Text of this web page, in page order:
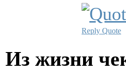
Reply Quote
Из жизни